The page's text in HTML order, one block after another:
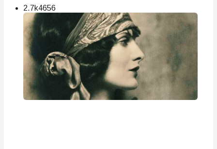
2.7k4656